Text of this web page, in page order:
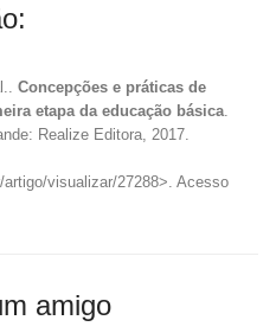
Concepções e práticas de
etapa da educação básica
Realize Editora, 2017.
visualizar/27288>. Acesso
amigo